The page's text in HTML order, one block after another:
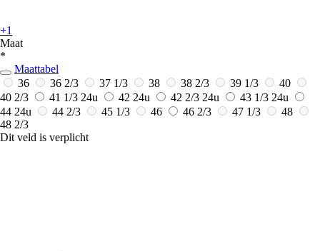
+1
Maat
*
Maattabel
36
36 2/3 37 1/3 38 38 2/3 39 1/3
40
40 2/3
41 1/3 24u 42 24u 42 2/3 24u 43 1/3 24u
44 24u 44 2/3 45 1/3 46 46 2/3 47 1/3
48
48 2/3
Dit veld is verplicht